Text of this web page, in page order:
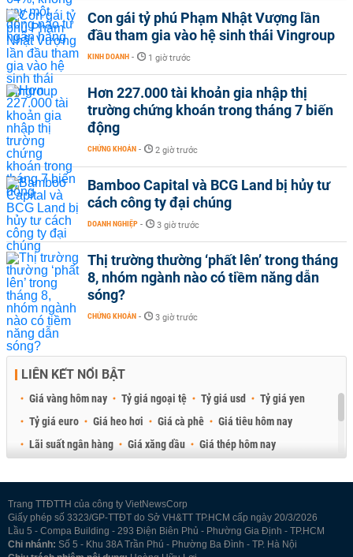
Con gái tỷ phú Phạm Nhật Vượng lần
đầu tham gia vào hệ sinh thái Vingroup
KINH DOANH - 1 giờ trước
Hơn 227.000 tài khoản gia nhập thị
trường chứng khoán trong tháng 7 biến
động
CHỨNG KHOÁN - 2 giờ trước
Bamboo Capital và BCG Land bị hủy tư
cách công ty đại chúng
DOANH NGHIỆP - 3 giờ trước
Thị trường thường ‘phất lên’ trong tháng
8, nhóm ngành nào có tiềm năng dẫn
sóng?
CHỨNG KHOÁN - 3 giờ trước
LIÊN KẾT NỔI BẬT
Giá vàng hôm nay Tỷ giá ngoại tệ Tỷ giá usd
Tỷ giá yen
Tỷ giá euro
Giá heo hơi Giá cà phê
Giá tiêu hôm nay
Lãi suất ngân hàng
Giá xăng dầu
Giá thép hôm nay
Trang TTĐTTH của công ty VietNewsCorp
Giấy phép số 3323/GP-TTĐT do Sở VH&TT TP.HCM cấp ngày 20/3/2026
Lầu 5 - Compa Building - 293 Điện Biên Phủ - Phường Gia Định - TP.HCM
Chi nhánh: Số 5 - Khu 38A Trần Phú - Phường Ba Đình - TP. Hà Nội